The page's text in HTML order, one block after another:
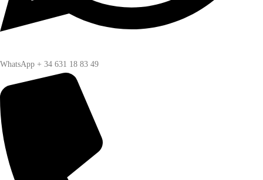
WhatsApp + 34 631 18 83 49